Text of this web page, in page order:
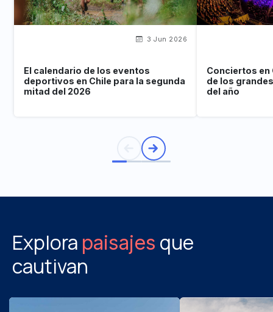
3 Jun 2026
El calendario de los eventos
deportivos en Chile para la segunda
mitad del 2026
Conciertos en
de los
del año
Explora paisajes que
cautivan